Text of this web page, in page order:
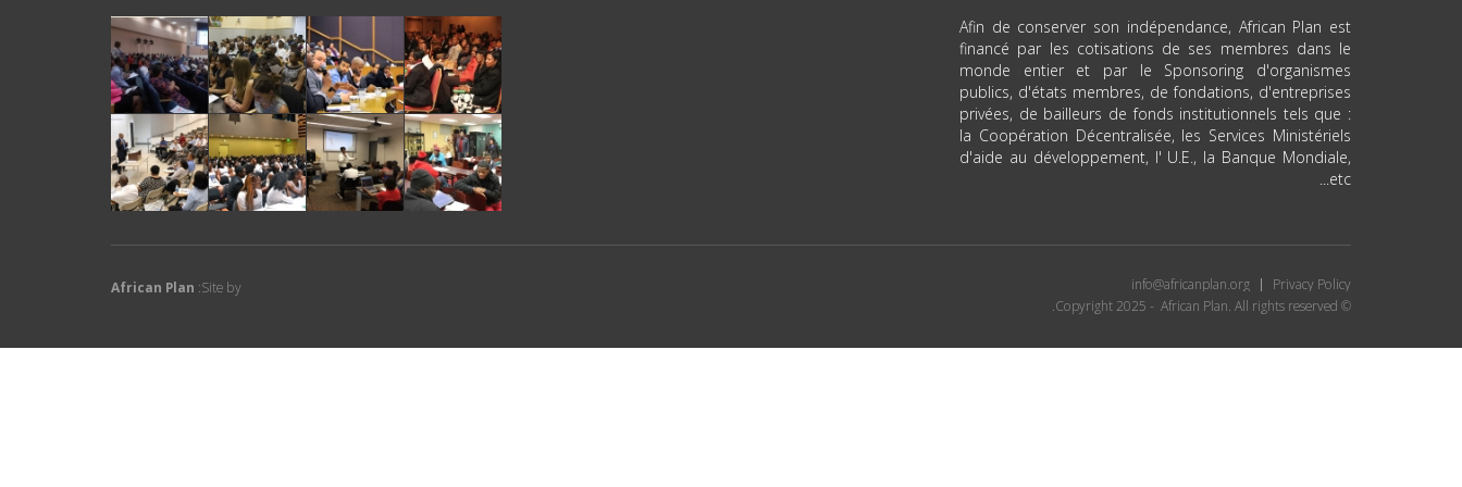
Afin de conserver son indépendance, African Plan est
financé par les cotisations de ses membres dans le
monde entier et par le Sponsoring d'organismes
publics, d'états membres, de fondations, d'entreprises
privées, de bailleurs de fonds institutionnels tels que :
la Coopération Décentralisée, les Services Ministériels
d'aide au développement, l' U.E., la Banque Mondiale,
etc...
Privacy Policy
info@africanplan.org
© Copyright 2025 - African Plan. All rights reserved.
Site by:
African Plan